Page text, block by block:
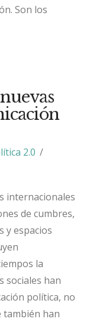
Son los
2.0
internacionales
de cumbres,
y espacios
la
sociales han
política, no
también han